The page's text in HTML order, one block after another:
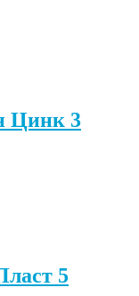
Цинк 3
5